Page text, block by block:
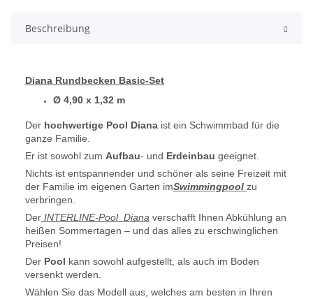
Beschreibung
Diana Rundbecken Basic-Set
Ø 4,90 x 1,32 m
Der hochwertige Pool Diana ist ein Schwimmbad für die
ganze Familie.
Er ist sowohl zum Aufbau- und Erdeinbau geeignet.
Nichts ist entspannender und schöner als seine Freizeit mit
der Familie im eigenen Garten imSwimmingpool zu
verbringen.
Der INTERLINE-Pool Diana verschafft Ihnen Abkühlung an
heißen Sommertagen – und das alles zu erschwinglichen
Preisen!
Der Pool kann sowohl aufgestellt, als auch im Boden
versenkt werden.
Wählen Sie das Modell aus, welches am besten in Ihren